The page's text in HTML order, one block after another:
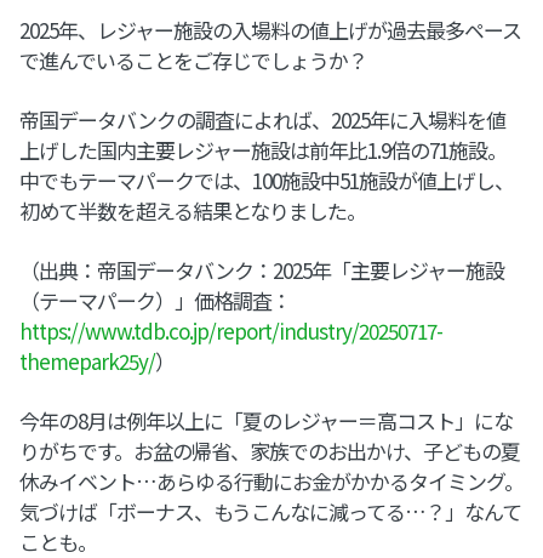
2025年、レジャー施設の入場料の値上げが過去最多ペース
で進んでいることをご存じでしょうか？
帝国データバンクの調査によれば、2025年に入場料を値
上げした国内主要レジャー施設は前年比1.9倍の71施設。
中でもテーマパークでは、100施設中51施設が値上げし、
初めて半数を超える結果となりました。
（出典：帝国データバンク：2025年「主要レジャー施設
（テーマパーク）」価格調査：
https://www.tdb.co.jp/report/industry/20250717-
themepark25y/）
今年の8月は例年以上に「夏のレジャー＝高コスト」にな
りがちです。お盆の帰省、家族でのお出かけ、子どもの夏
休みイベント…あらゆる行動にお金がかかるタイミング。
気づけば「ボーナス、もうこんなに減ってる…？」なんて
ことも。